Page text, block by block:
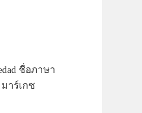
ชื่อภาษา
มาร์เกซ